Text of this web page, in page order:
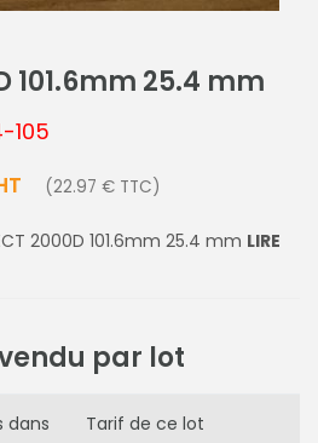
101.6mm 25.4 mm
105
(22.97 € TTC)
2000D 101.6mm 25.4 mm LIRE
par lot
dans
Tarif de ce lot